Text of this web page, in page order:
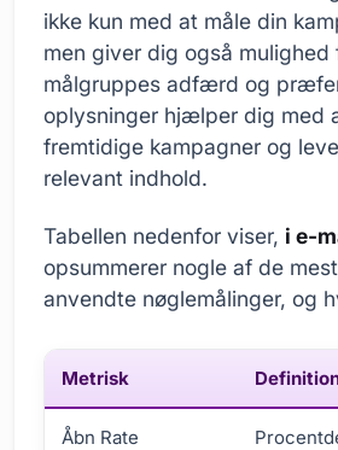
ikke kun med at måle din
men giver dig også mulighed
målgruppes adfærd og
oplysninger hjælper dig med
fremtidige kampagner og
relevant indhold.
Tabellen nedenfor viser, i e-
opsummerer nogle af de
anvendte nøglemålinger, og
Metrisk
Åbn Rate